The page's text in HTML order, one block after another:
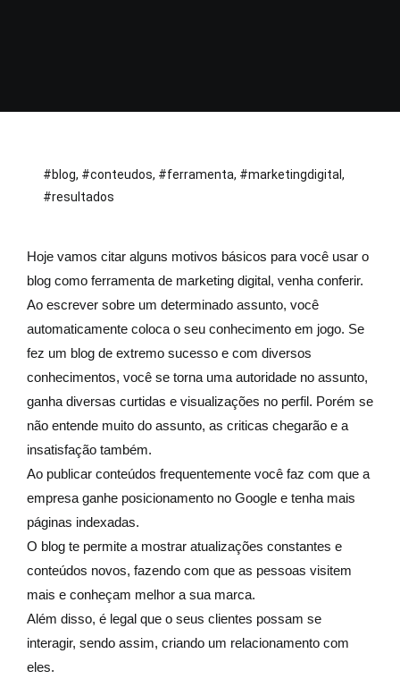
#blog, #conteudos, #ferramenta, #marketingdigital,
#resultados
Hoje vamos citar alguns motivos básicos para você usar o
blog como ferramenta de marketing digital, venha conferir.
Ao escrever sobre um determinado assunto, você
automaticamente coloca o seu conhecimento em jogo. Se
fez um blog de extremo sucesso e com diversos
conhecimentos, você se torna uma autoridade no assunto,
ganha diversas curtidas e visualizações no perfil. Porém se
não entende muito do assunto, as criticas chegarão e a
insatisfação também.
Ao publicar conteúdos frequentemente você faz com que a
empresa ganhe posicionamento no Google e tenha mais
páginas indexadas.
O blog te permite a mostrar atualizações constantes e
conteúdos novos, fazendo com que as pessoas visitem
mais e conheçam melhor a sua marca.
Além disso, é legal que o seus clientes possam se
interagir, sendo assim, criando um relacionamento com
eles.